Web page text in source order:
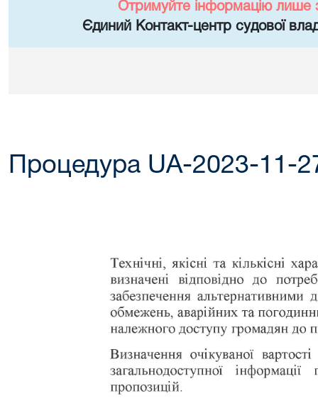
Отримуйте інформацію лише
Єдиний Контакт-центр судової
Процедура UA-2023-11-